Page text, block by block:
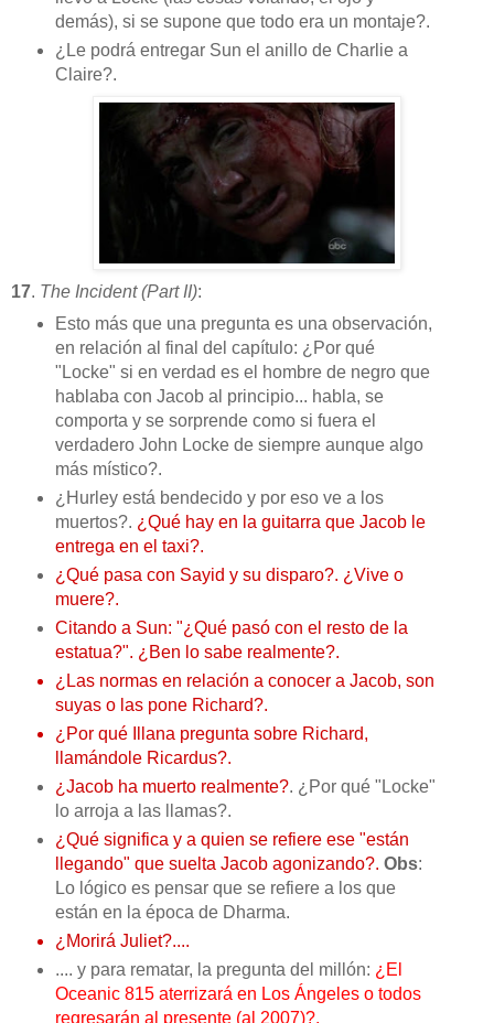
demás), si se supone que todo era un montaje?.
¿Le podrá entregar Sun el anillo de Charlie a
Claire?.
17. The Incident (Part II):
Esto más que una pregunta es una observación,
en relación al final del capítulo: ¿Por qué
"Locke" si en verdad es el hombre de negro que
hablaba con Jacob al principio... habla, se
comporta y se sorprende como si fuera el
verdadero John Locke de siempre aunque algo
más místico?.
¿Hurley está bendecido y por eso ve a los
muertos?. ¿Qué hay en la guitarra que Jacob le
entrega en el taxi?.
¿Qué pasa con Sayid y su disparo?. ¿Vive o
muere?.
Citando a Sun: "¿Qué pasó con el resto de la
estatua?". ¿Ben lo sabe realmente?.
¿Las normas en relación a conocer a Jacob, son
suyas o las pone Richard?.
¿Por qué Illana pregunta sobre Richard,
llamándole Ricardus?.
¿Jacob ha muerto realmente?. ¿Por qué "Locke"
lo arroja a las llamas?.
¿Qué significa y a quien se refiere ese "están
llegando" que suelta Jacob agonizando?. Obs:
Lo lógico es pensar que se refiere a los que
están en la época de Dharma.
¿Morirá Juliet?....
.... y para rematar, la pregunta del millón: ¿El
Oceanic 815 aterrizará en Los Ángeles o todos
regresarán al presente (al 2007)?.